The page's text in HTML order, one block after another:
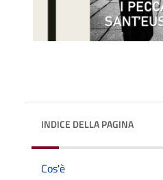
INDICE DELLA PAGINA
Cos'è